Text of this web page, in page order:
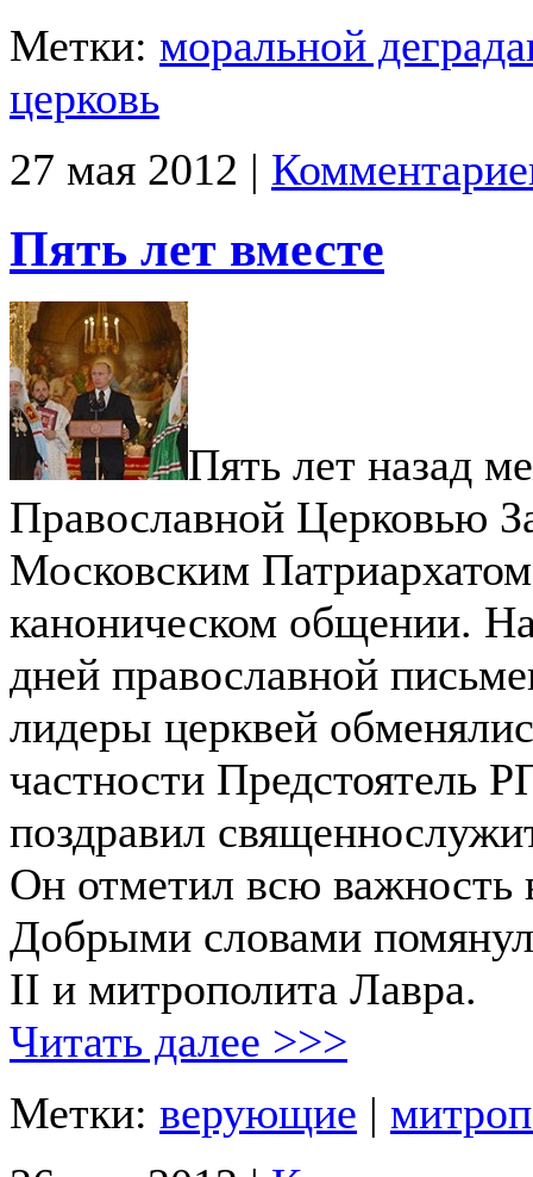
Метки: моральной
церковь
27 мая 2012 |
Пять лет вместе
Пять лет назад
Православной Церковью
Московским
каноническом общении.
дней православной
лидеры церквей
частности Предстоятель
поздравил
Он отметил всю важность
Добрыми словами
II и митрополита Лавра.
Читать далее >>>
Метки: верующие |